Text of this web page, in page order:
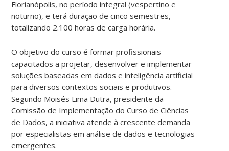
Florianópolis, no período integral (vespertino e
noturno), e terá duração de cinco semestres,
totalizando 2.100 horas de carga horária.
O objetivo do curso é formar profissionais
capacitados a projetar, desenvolver e implementar
soluções baseadas em dados e inteligência artificial
para diversos contextos sociais e produtivos.
Segundo Moisés Lima Dutra, presidente da
Comissão de Implementação do Curso de Ciências
de Dados, a iniciativa atende à crescente demanda
por especialistas em análise de dados e tecnologias
emergentes.